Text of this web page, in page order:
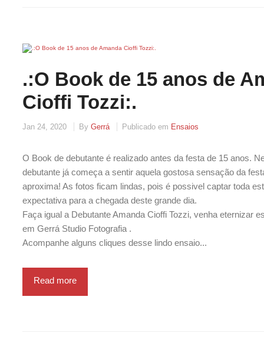
.:O Book de 15 anos de
Cioffi Tozzi:.
Jan 24, 2020 By Gerrá Publicado em Ensaios
O Book de debutante é realizado antes da festa de 15 anos.
debutante já começa a sentir aquela gostosa sensação da
aproxima! As fotos ficam lindas, pois é possivel captar toda
expectativa para a chegada deste grande dia.
Faça igual a Debutante Amanda Cioffi Tozzi, venha eternizar
em Gerrá Studio Fotografia .
Acompanhe alguns cliques desse lindo ensaio...
Read more